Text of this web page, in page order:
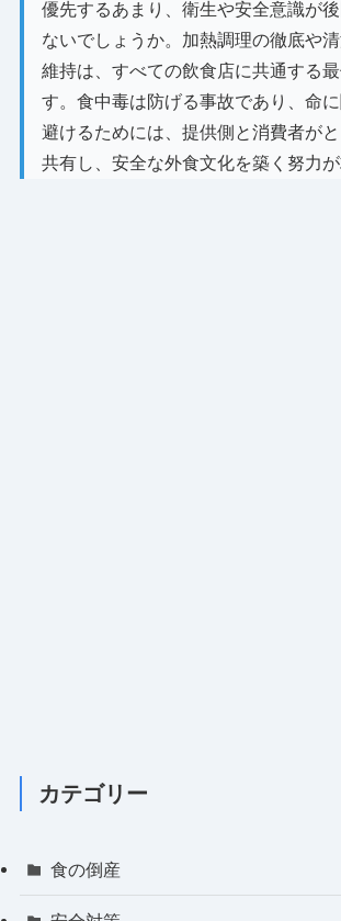
優先するあまり、衛生や安全意識が
ないでしょうか。加熱調理の徹底や
維持は、すべての飲食店に共通する
す。食中毒は防げる事故であり、命
避けるためには、提供側と消費者が
共有し、安全な外食文化を築く努力が
カテゴリー
食の倒産